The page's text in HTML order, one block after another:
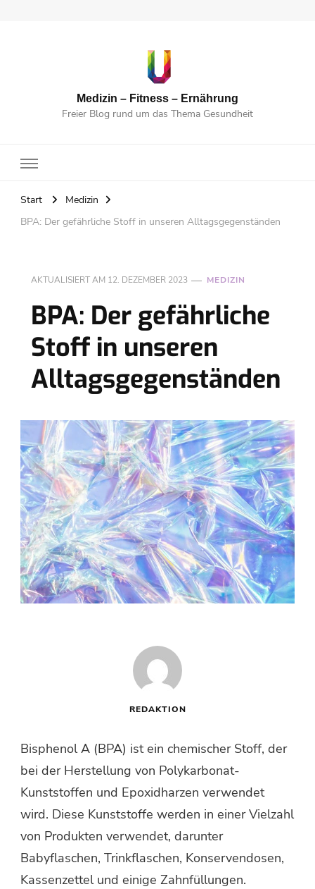
Medizin – Fitness – Ernährung
Freier Blog rund um das Thema Gesundheit
Start
Medizin
BPA: Der gefährliche Stoff in unseren Alltagsgegenständen
AKTUALISIERT AM 12. DEZEMBER 2023 MEDIZIN
BPA: Der gefährliche
Stoff in unseren
Alltagsgegenständen
REDAKTION
Bisphenol A (BPA) ist ein chemischer Stoff, der
bei der Herstellung von Polykarbonat-
Kunststoffen und Epoxidharzen verwendet
wird. Diese Kunststoffe werden in einer Vielzahl
von Produkten verwendet, darunter
Babyflaschen, Trinkflaschen, Konservendosen,
Kassenzettel und einige Zahnfüllungen.